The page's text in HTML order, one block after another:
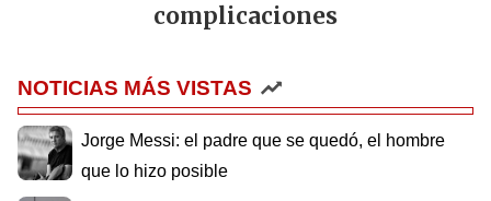
complicaciones
NOTICIAS MÁS VISTAS
Jorge Messi: el padre que se quedó, el hombre
que lo hizo posible